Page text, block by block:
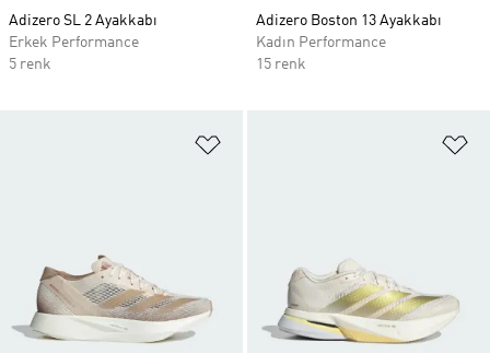
Adizero SL 2 Ayakkabı
Erkek Performance
5 renk
Adizero Boston 13 Ayakkabı
Kadın Performance
15 renk